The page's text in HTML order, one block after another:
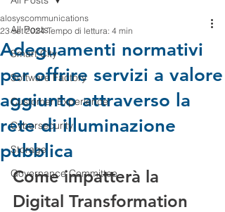
All Posts
Smart City
Software Factory
Customer Experience
Cybersecurity
Storage
Governance Committee
Adeguamenti normativi
per offrire servizi a valore
aggiunto attraverso la
rete di illuminazione
pubblica
alosyscommunications
23 set 2024 Tempo di lettura: 4 min
Come impatterà la
Digital Transformation